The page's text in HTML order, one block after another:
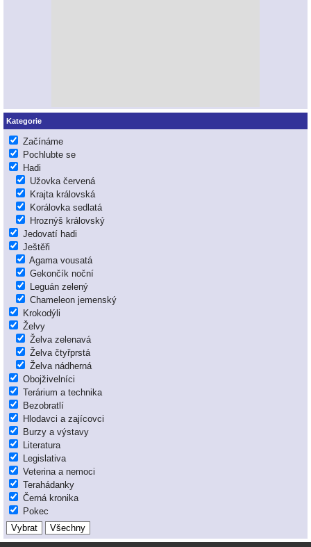
Kategorie
Začínáme
Pochlubte se
Hadi
Užovka červená
Krajta královská
Korálovka sedlatá
Hroznýš královský
Jedovatí hadi
Ještěři
Agama vousatá
Gekončík noční
Leguán zelený
Chameleon jemenský
Krokodýli
Želvy
Želva zelenavá
Želva čtyřprstá
Želva nádherná
Obojživelníci
Terárium a technika
Bezobratlí
Hlodavci a zajícovci
Burzy a výstavy
Literatura
Legislativa
Veterina a nemoci
Terahádanky
Černá kronika
Pokec